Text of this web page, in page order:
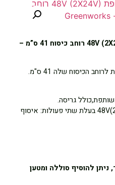
מכסחת דשא נטענת נדחפת 48V (2X24V) רוחב כיסוח 41 ס”מ –
הכיסוח שלה 41 ס"מ.
מכסחת דשא נטענת 48V(2X24V) בעלת שתי פעולות: איסוף
להוסיף סוללה ומטען